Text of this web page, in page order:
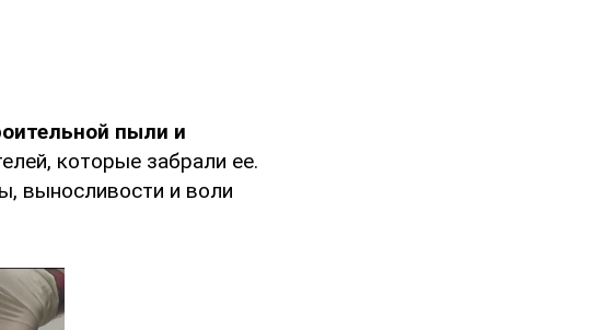
пыли и
которые забрали ее.
выносливости и воли